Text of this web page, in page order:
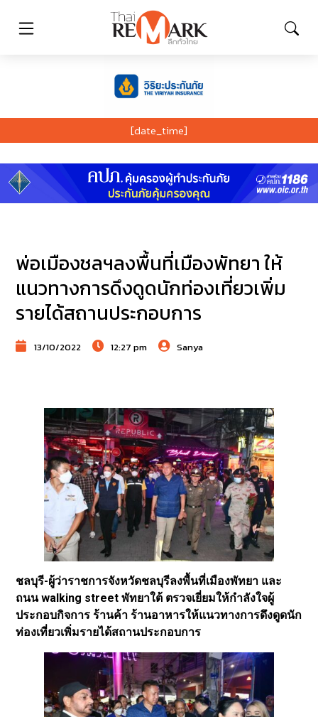
[date_time]
พ่อเมืองชลฯลงพื้นที่เมืองพัทยา ให้
แนวทางการดึงดูดนักท่องเที่ยวเพิ่ม
รายได้สถานประกอบการ
13/10/2022 12:27 pm Sanya
ชลบุรี-ผู้ว่าราชการจังหวัดชลบุรีลงพื้นที่เมืองพัทยา และ
ถนน walking street พัทยาใต้ ตรวจเยี่ยมให้กำลังใจผู้
ประกอบกิจการ ร้านค้า ร้านอาหารให้แนวทางการดึงดูดนัก
ท่องเที่ยวเพิ่มรายได้สถานประกอบการ